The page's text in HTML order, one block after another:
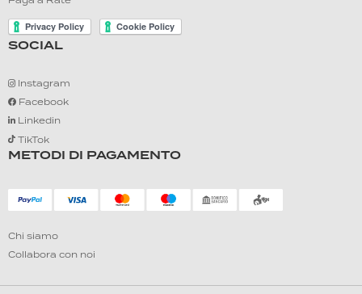
SOCIAL
Instagram
Facebook
Linkedin
TikTok
METODI DI PAGAMENTO
Chi siamo
Collabora con noi